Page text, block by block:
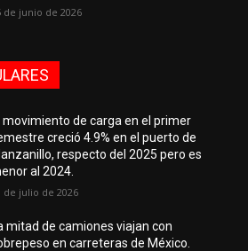
de junio de 2026
movimiento de carga en el primer
creció 4.9% en el puerto de
respecto del 2025 pero es
al 2024.
de julio de 2026
mitad de camiones viajan con
en carreteras de México.